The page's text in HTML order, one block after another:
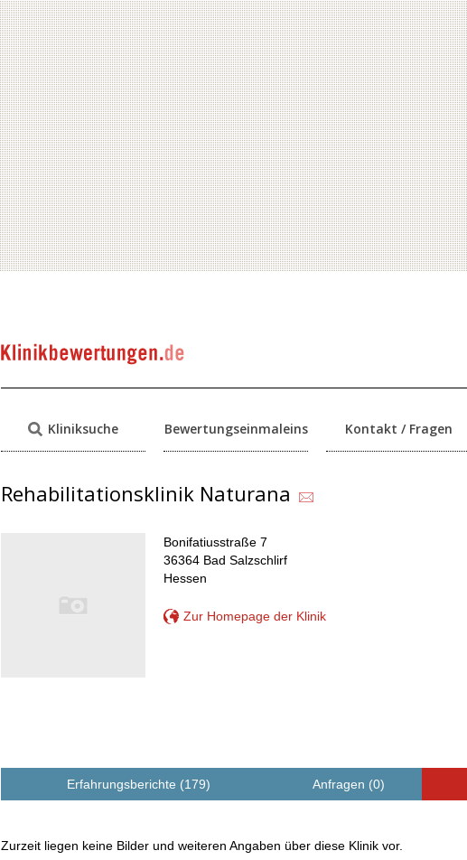
Kliniksuche Bewertungseinmaleins Kontakt / Fragen
Rehabilitationsklinik Naturana
Bonifatiusstraße 7
36364 Bad Salzschlirf
Hessen
Zur Homepage der Klinik
Erfahrungsberichte (179) Anfragen (0)
Zurzeit liegen keine Bilder und weiteren Angaben über diese Klinik vor.